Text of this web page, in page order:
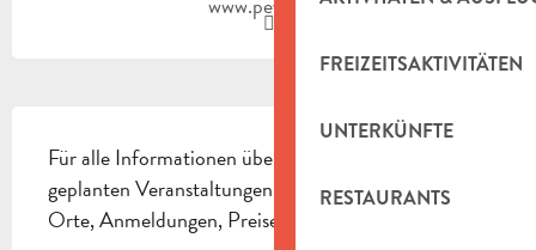
FREIZEITSAKTIVITÄTEN
UNTERKÜNFTE
RESTAURANTS
Für alle Informationen über die in der Gemeinde
geplanten Veranstaltungen und Events (Zeiten,
Orte, Anmeldungen, Preise...)